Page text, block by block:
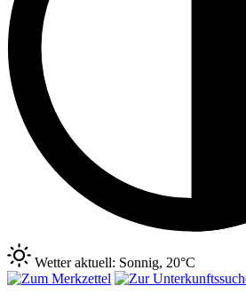
Wetter aktuell: Sonnig, 20°C